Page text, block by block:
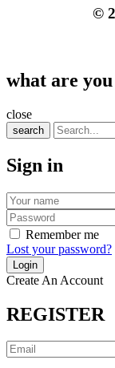
©
what are
close
search
Sign in
Remember me
Lost your password?
Create An Account
REGISTER